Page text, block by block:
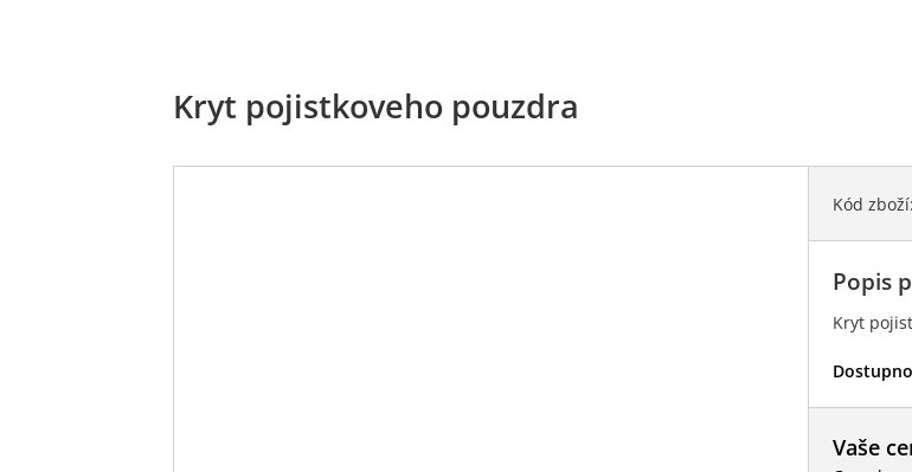
Kryt pojistkoveho pouzdra
Kód zboží:
Popis
Kryt
Vaše